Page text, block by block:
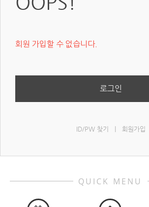
회원 가입할 수 없습니다.
로그인
ID/PW 찾기 회원가입
QUICK MENU